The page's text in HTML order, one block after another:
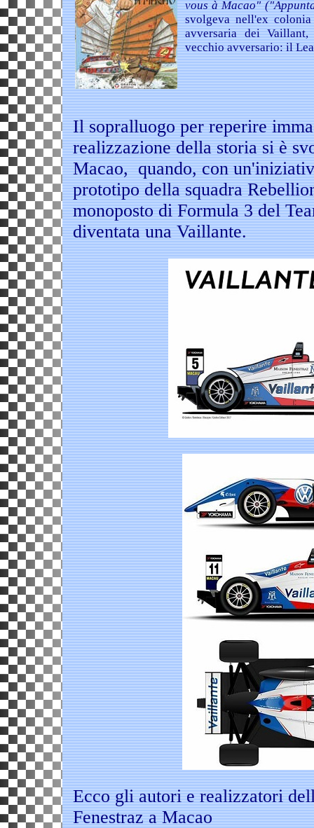
vous à Macao"
svolgeva nell'ex
avversaria dei
vecchio avversario: il
Il sopralluogo per reperire
realizzazione della storia si è
Macao, quando, con
prototipo della squadra
monoposto di Formula 3 del
diventata una Vaillante.
Ecco gli autori e realizzatori
Fenestraz a Macao